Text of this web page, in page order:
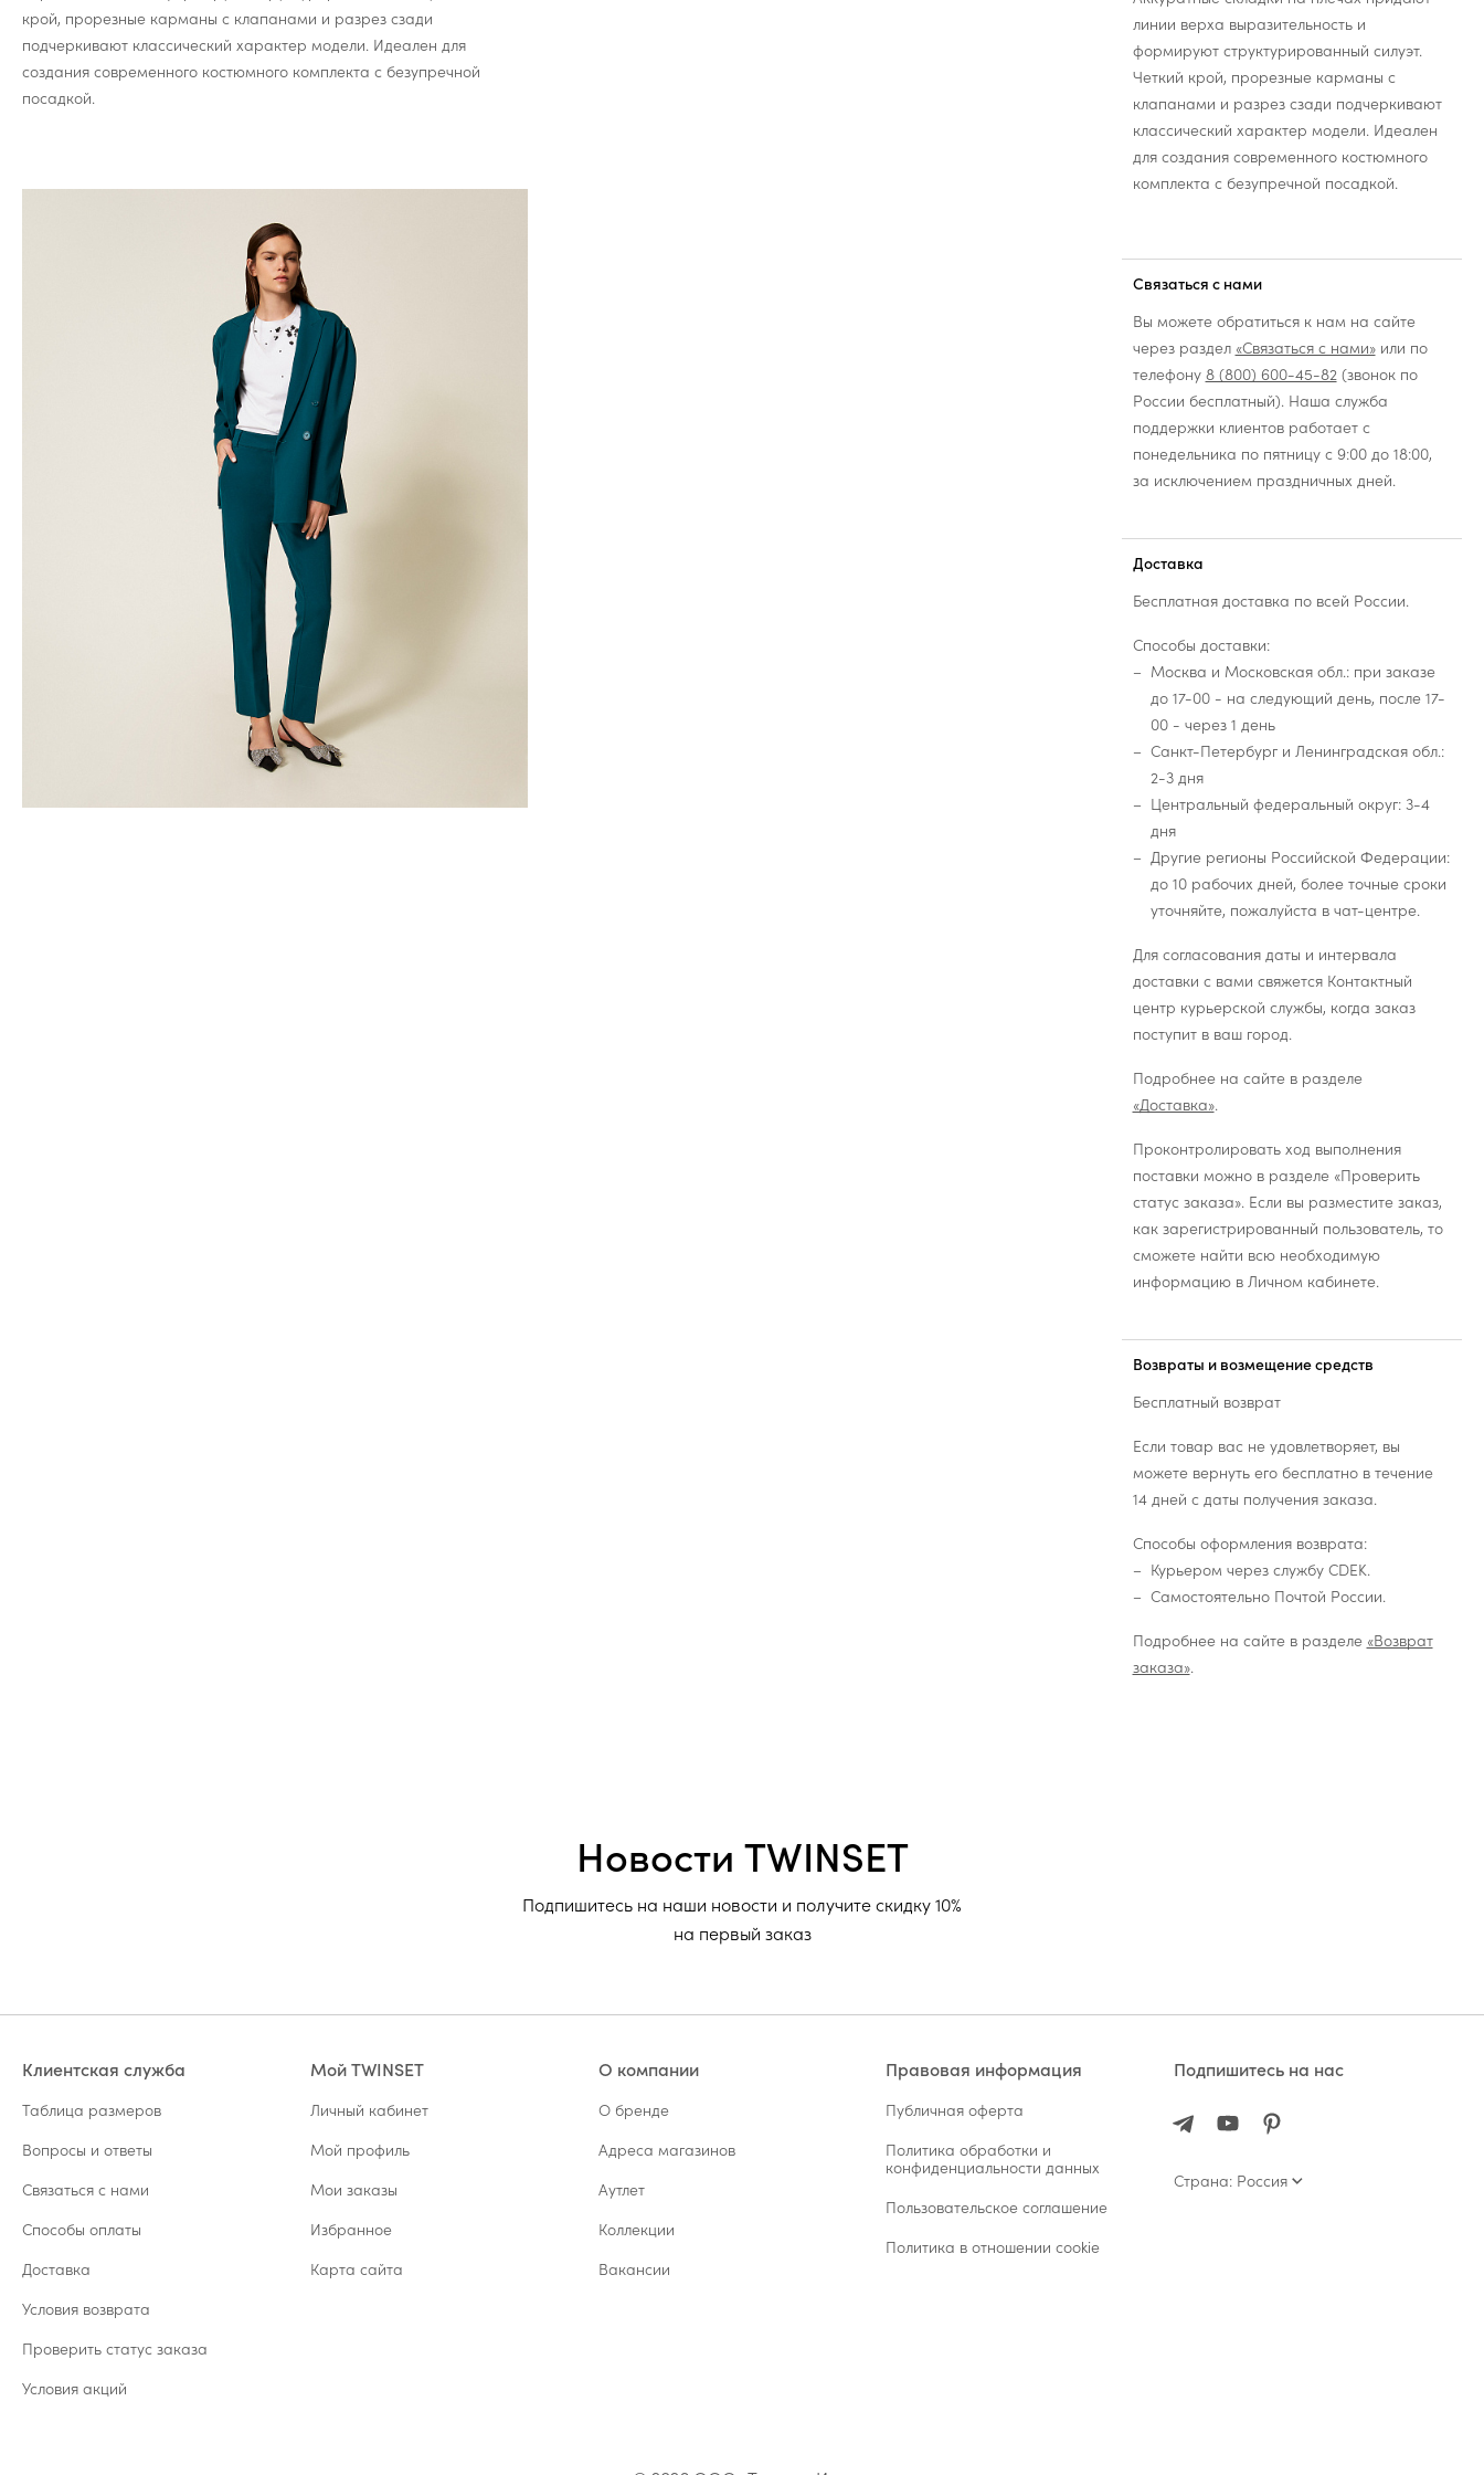
крой, прорезные карманы с клапанами и разрез сзади
подчеркивают классический характер модели. Идеален для
создания современного костюмного комплекта с безупречной
посадкой.
линии верха выразительность и
формируют структурированный силуэт.
Четкий крой, прорезные карманы с
клапанами и разрез сзади подчеркивают
классический характер модели. Идеален
для создания современного костюмного
комплекта с безупречной посадкой.
Связаться с нами
Вы можете обратиться к нам на сайте
через раздел «Связаться с нами»или по
телефону 8 (800) 600-45-82(звонок по
России бесплатный). Наша служба
поддержки клиентов работает с
понедельника по пятницу с 9:00 до 18:00,
за исключением праздничных дней.
Доставка
Бесплатная доставка по всей России.
Способы доставки:
Москва и Московская обл.: при заказе
до 17-00 - на следующий день, после 17-
00 - через 1 день
Санкт-Петербург и Ленинградская обл.:
2-3 дня
Центральный федеральный округ: 3-4
дня
Другие регионы Российской Федерации:
до 10 рабочих дней, более точные сроки
уточняйте, пожалуйста в чат-центре.
Для согласования даты и интервала
доставки с вами свяжется Контактный
центр курьерской службы, когда заказ
поступит в ваш город.
Подробнее на сайте в разделе
«Доставка».
Проконтролировать ход выполнения
поставки можно в разделе «Проверить
статус заказа». Если вы разместите заказ,
как зарегистрированный пользователь, то
сможете найти всю необходимую
информацию в Личном кабинете.
Возвраты и возмещение средств
Бесплатный возврат
Если товар вас не удовлетворяет, вы
можете вернуть его бесплатно в течение
14 дней с даты получения заказа.
Способы оформления возврата:
Курьером через службу CDEK.
Самостоятельно Почтой России.
Подробнее на сайте в разделе «Возврат
заказа».
Новости TWINSET
Подпишитесь на наши новости и получите скидку 10%
на первый заказ
Клиентская служба
Таблица размеров
Вопросы и ответы
Связаться с нами
Способы оплаты
Доставка
Условия возврата
Проверить статус заказа
Условия акций
Мой TWINSET
Личный кабинет
Мой профиль
Мои заказы
Избранное
Карта сайта
О компании
О бренде
Адреса магазинов
Аутлет
Коллекции
Вакансии
Правовая информация
Публичная оферта
Политика обработки и
конфиденциальности данных
Пользовательское соглашение
Политика в отношении cookie
Подпишитесь на нас
Страна: Россия